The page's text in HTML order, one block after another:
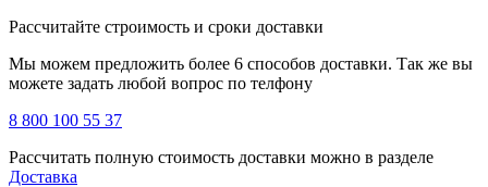
Рассчитайте строимость и сроки доставки
Мы можем предложить более 6 способов доставки. Так же вы
можете задать любой вопрос по телфону
8 800 100 55 37
Рассчитать полную стоимость доставки можно в разделе
Доставка